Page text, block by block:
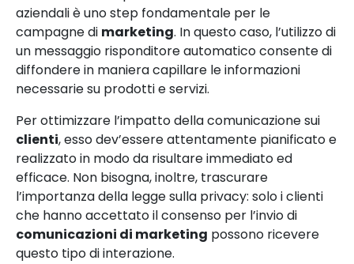
aziendali è uno step fondamentale per le
campagne di marketing. In questo caso, l’utilizzo di
un messaggio risponditore automatico consente di
diffondere in maniera capillare le informazioni
necessarie su prodotti e servizi.
Per ottimizzare l’impatto della comunicazione sui
clienti, esso dev’essere attentamente pianificato e
realizzato in modo da risultare immediato ed
efficace. Non bisogna, inoltre, trascurare
l’importanza della legge sulla privacy: solo i clienti
che hanno accettato il consenso per l’invio di
comunicazioni di marketing possono ricevere
questo tipo di interazione.